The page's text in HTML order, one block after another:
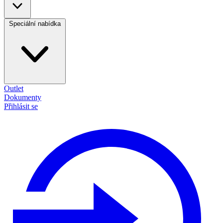
Speciální nabídka
Outlet
Dokumenty
Přihlásit se